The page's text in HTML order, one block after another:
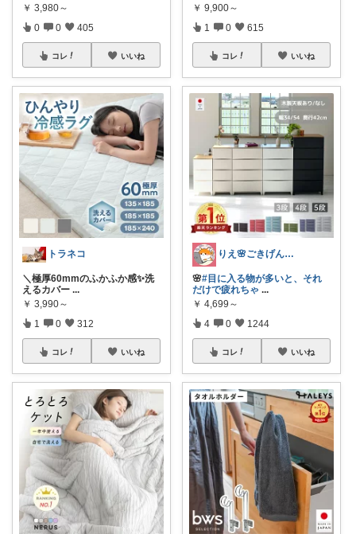
￥ 3,980～
0 0 405
コレ いいね
トラネコ
＼極厚60mmのふかふか感✨️洗
えるカバー ...
￥ 3,990～
1 0 312
コレ いいね
￥ 9,900～
1 0 615
コレ いいね
りえ🌸ごきげんな暮らし🏠🌿
🌸#目に入る物が多いと、それ
だけで疲れちゃ ...
￥ 4,699～
4 0 1244
コレ いいね